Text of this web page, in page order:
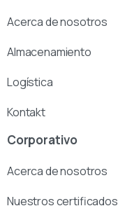
Acerca de nosotros
Almacenamiento
Logística
Kontakt
Corporativo
Acerca de nosotros
Nuestros certificados